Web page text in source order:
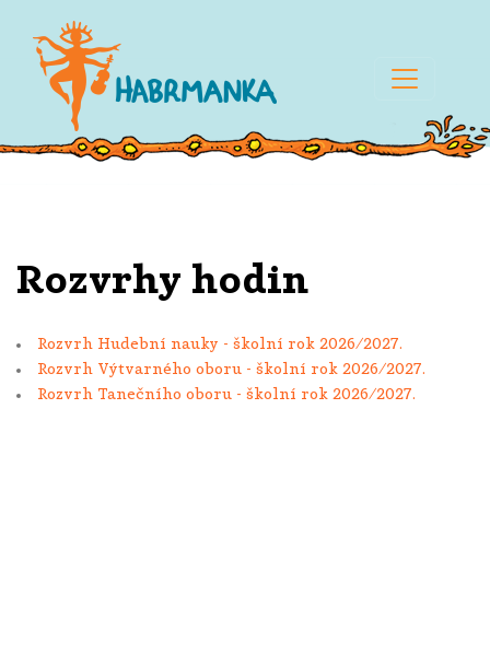
Rozvrhy hodin
Rozvrh Hudební nauky - školní rok 2026/2027.
Rozvrh Výtvarného oboru - školní rok 2026/2027.
Rozvrh Tanečního oboru - školní rok 2026/2027.